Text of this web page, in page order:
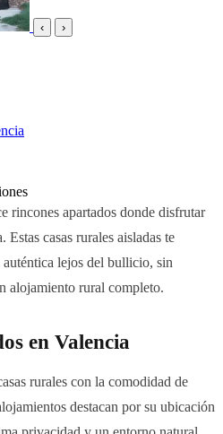
‹ ›
rincones apartados donde disfrutar
Estas casas rurales aisladas te
lejos del bullicio, sin
alojamiento rural completo.
en Valencia
rurales con la comodidad de
destacan por su ubicación